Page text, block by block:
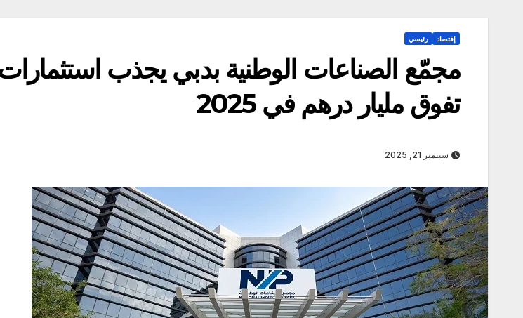
إقتصاد رئيسي
مجمّع الصناعات الوطنية بدبي يجذب
تفوق مليار درهم في 2025
سبتمبر 21, 2025